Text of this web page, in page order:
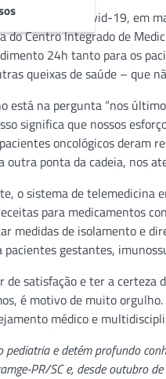
casos de Covid-19, em
Centro Integrado de
24h tanto para os
queixas de saúde – que
está na pergunta “nos
significa que nossos
oncológicos deram
outra ponta da cadeia, nos
o sistema de telemedicina
para medicamentos
medidas de isolamento e
pacientes gestantes,
satisfação e ter a certeza
é motivo de muito
médico e
pediatria e detém profundo
PR/SC e, desde outubro